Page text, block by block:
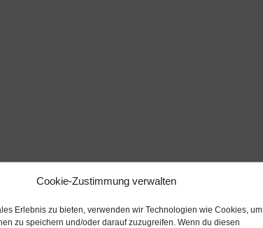
Cookie-Zustimmung verwalten
Erlebnis zu bieten, verwenden wir Technologien wie Cookies, um
zu speichern und/oder darauf zuzugreifen. Wenn du diesen